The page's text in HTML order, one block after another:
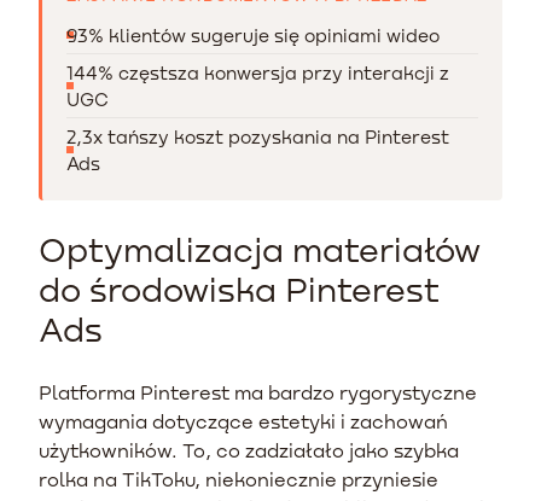
93% klientów sugeruje się opiniami wideo
144% częstsza konwersja przy interakcji z
UGC
2,3x tańszy koszt pozyskania na Pinterest
Ads
Optymalizacja materiałów
do środowiska Pinterest
Ads
Platforma Pinterest ma bardzo rygorystyczne
wymagania dotyczące estetyki i zachowań
użytkowników. To, co zadziałało jako szybka
rolka na TikToku, niekoniecznie przyniesie